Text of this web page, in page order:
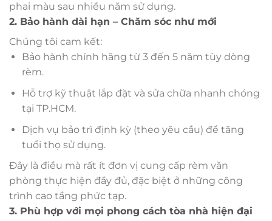
phai màu sau nhiều năm sử dụng.
2. Bảo hành dài hạn – Chăm sóc như mới
Chúng tôi cam kết:
Bảo hành chính hãng từ 3 đến 5 năm tùy dòng
rèm.
Hỗ trợ kỹ thuật lắp đặt và sửa chữa nhanh chóng
tại TP.HCM.
Dịch vụ bảo trì định kỳ (theo yêu cầu) để tăng
tuổi thọ sử dụng.
Đây là điều mà rất ít đơn vị cung cấp rèm văn
phòng thực hiện đầy đủ, đặc biệt ở những công
trình cao tầng phức tạp.
3. Phù hợp với mọi phong cách tòa nhà hiện đại